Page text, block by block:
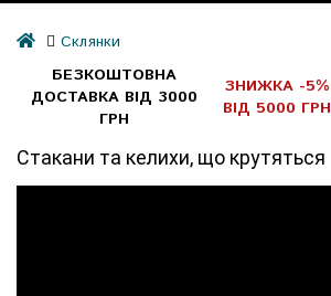
Склянки
БЕЗКОШТОВНА
ДОСТАВКА ВІД 3000
ГРН
ЗНИЖКА -5%
ВІД 5000 ГРН
Стакани та келихи, що крутяться